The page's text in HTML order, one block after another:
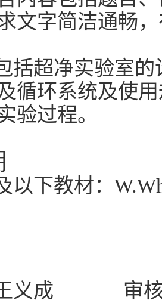
文字简洁通畅
括超净实验室
循环系统及使
验过程。
以下教材：
王义成 审核